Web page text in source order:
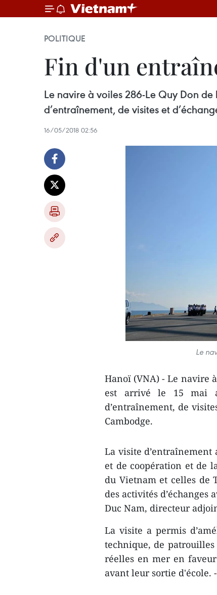
POLITIQUE
Fin d'un
Le navire à voiles 286-Le Quy Don
d’entraînement, de visites et
16/05/2018 02:56
Le
Hanoï (VNA) - Le navire
est arrivé le 15 mai
d’entraînement, de
Cambodge.
La visite
et de coopération et de
du Vietnam et celles de
des activités
Duc Nam, directeur
La visite a permis
technique, de
réelles en mer en
avant leur sortie d'école.